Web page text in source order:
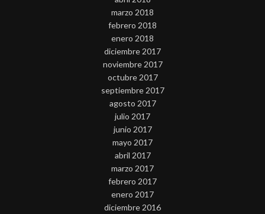
marzo 2018
febrero 2018
enero 2018
diciembre 2017
noviembre 2017
octubre 2017
septiembre 2017
agosto 2017
julio 2017
junio 2017
mayo 2017
abril 2017
marzo 2017
febrero 2017
enero 2017
diciembre 2016